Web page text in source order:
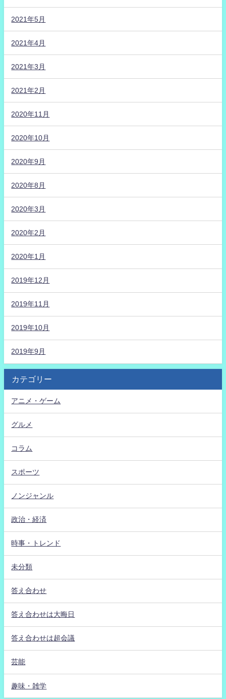
2021年5月
2021年4月
2021年3月
2021年2月
2020年11月
2020年10月
2020年9月
2020年8月
2020年3月
2020年2月
2020年1月
2019年12月
2019年11月
2019年10月
2019年9月
カテゴリー
アニメ・ゲーム
グルメ
コラム
スポーツ
ノンジャンル
政治・経済
時事・トレンド
未分類
答え合わせ
答え合わせは大晦日
答え合わせは超会議
芸能
趣味・雑学